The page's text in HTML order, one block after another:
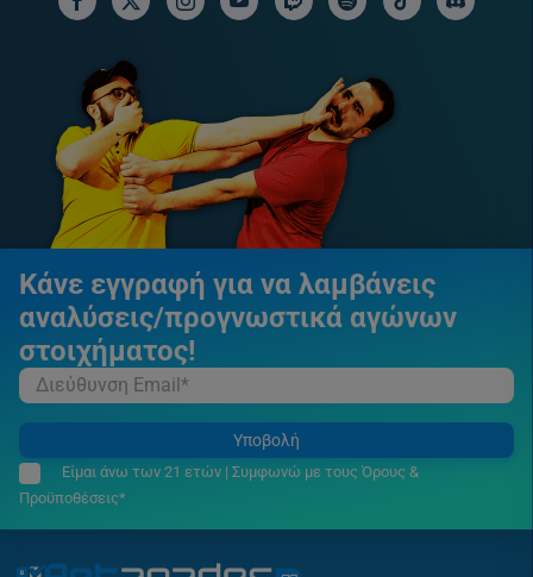
Κάνε εγγραφή για να λαμβάνεις
αναλύσεις/προγνωστικά αγώνων
στοιχήματος!
Υποβολή
Είμαι άνω των 21 ετών | Συμφωνώ με τους Όρους &
Προϋποθέσεις*